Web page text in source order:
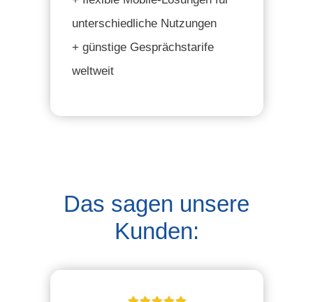
unterschiedliche Nutzungen
+ günstige Gesprächstarife
weltweit
Das sagen unsere
Kunden: